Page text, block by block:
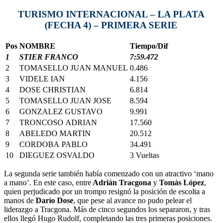
TURISMO INTERNACIONAL – LA PLATA
(FECHA 4) – PRIMERA SERIE
Pos NOMBRE
Tiempo/Dif
1
STIER FRANCO
7:59.472
2
TOMASELLO JUAN MANUEL 0.486
3
VIDELE IAN
4.156
4
DOSE CHRISTIAN
6.814
5
TOMASELLO JUAN JOSE
8.594
6
GONZALEZ GUSTAVO
9.991
7
TRONCOSO ADRIAN
17.560
8
ABELEDO MARTIN
20.512
9
CORDOBA PABLO
34.491
10
DIEGUEZ OSVALDO 3 Vueltas
La segunda serie también había comenzado con un atractivo ‘mano
a mano’. En este caso, entre Adrián Tracgona y Tomás López,
quien perjudicado por un trompo resignó la posición de escolta a
manos de Darío Dose, que pese al avance no pudo pelear el
liderazgo a Tracgona. Más de cinco segundos los separaron, y tras
ellos llegó Hugo Rudolf, completando las tres primeras posiciones.